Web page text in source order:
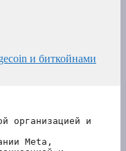
и биткойнами
организацией и
Meta,